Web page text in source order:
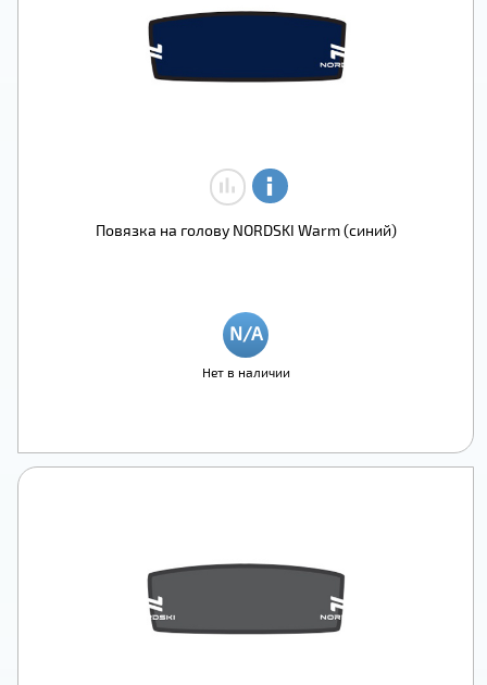
Повязка на голову NORDSKI Warm (синий)
Нет в наличии